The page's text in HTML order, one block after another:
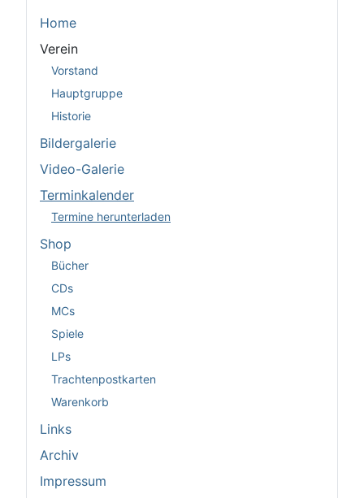
Home
Verein
Vorstand
Hauptgruppe
Historie
Bildergalerie
Video-Galerie
Terminkalender
Termine herunterladen
Shop
Bücher
CDs
MCs
Spiele
LPs
Trachtenpostkarten
Warenkorb
Links
Archiv
Impressum